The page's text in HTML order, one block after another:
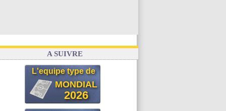
A SUIVRE
L'equipe type de
MONDIAL
2026